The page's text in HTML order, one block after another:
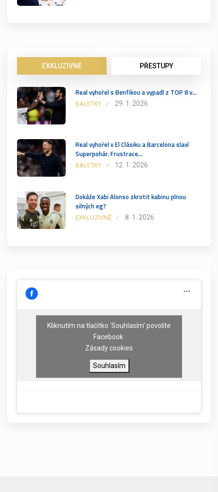
EXKLUZIVNĚ PŘESTUPY
Real vyhořel s Benfikou a vypadl z TOP 8 v…
BALETKY 29. 1. 2026
Real vyhořel v El Clásiku a Barcelona slaví
Superpohár. Frustrace…
BALETKY 12. 1. 2026
Dokáže Xabi Alonso zkrotit kabinu plnou
silných eg?
EXKLUZIVNĚ 8. 1. 2026
Kliknutím na tlačítko 'Souhlasím' povolíte
Facebook
Zásady cookies
Souhlasím